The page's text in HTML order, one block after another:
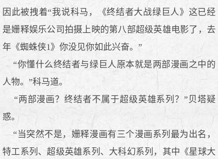
因此被拽着“我说科马，《终结者大战绿巨人》这已经
是姗释娱乐公司拍摄上映的第八部超级英雄电影了，去
年《蜘蛛侠1》你没见你如此兴奋。”
“你懂什么终结者与绿巨人原本就是两部漫画之中的
人物。”科马道。
“两部漫画？终结者不属于超级英雄系列？”贝塔疑
惑。
“当突然不是，姗释漫画有三个漫画系列最为出名，
特工系列、超级英雄系列、大科幻系列，其中《星球大